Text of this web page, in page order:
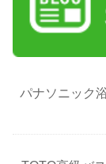
パナソニック